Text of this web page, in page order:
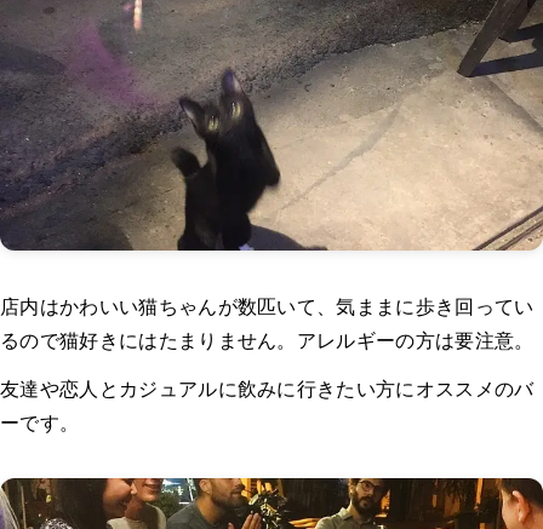
店内はかわいい猫ちゃんが数匹いて、気ままに歩き回ってい
るので猫好きにはたまりません。アレルギーの方は要注意。
友達や恋人とカジュアルに飲みに行きたい方にオススメのバ
ーです。